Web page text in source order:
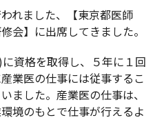
れました、【東京都医師
会】に出席してきました。
資格を取得し、５年に１回
業医の仕事には従事するこ
ました。産業医の仕事は、
境のもとで仕事が行えるよ